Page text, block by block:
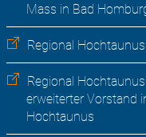
Mass in Bad
Regional
Regional
erweiterter Vorstand
Hochtaunus